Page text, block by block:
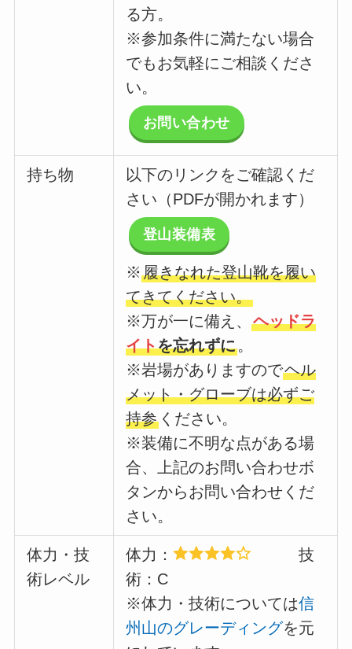
る方。
※参加条件に満たない場合
でもお気軽にご相談くださ
い。
お問い合わせ
持ち物
以下のリンクをご確認くだ
さい（PDFが開かれます）
登山装備表
※ 履きなれた登山靴を履い
てきてください。
※万が一に備え、 ヘッドラ
イトを忘れずに。
※岩場がありますのでヘル
メット・グローブは必ずご
持参ください。
※装備に不明な点がある場
合、上記のお問い合わせボ
タンからお問い合わせくだ
さい。
体力・技
術レベル
体力：
技
術：C
※体力・技術については信
州山のグレーディングを元